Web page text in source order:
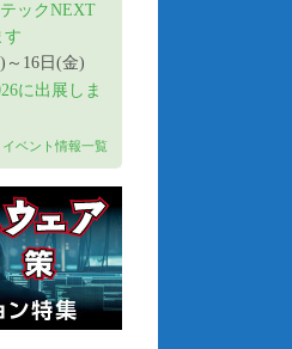
ックNEXT
す
～16日(金)
に出展しま
イベント情報一覧